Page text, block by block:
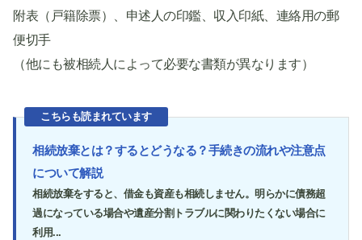
附表（戸籍除票）、申述人の印鑑、収入印紙、連絡用の郵
便切手
（他にも被相続人によって必要な書類が異なります）
こちらも読まれています
相続放棄とは？するとどうなる？手続きの流れや注意点
について解説
相続放棄をすると、借金も資産も相続しません。明らかに債務超
過になっている場合や遺産分割トラブルに関わりたくない場合に
利用...